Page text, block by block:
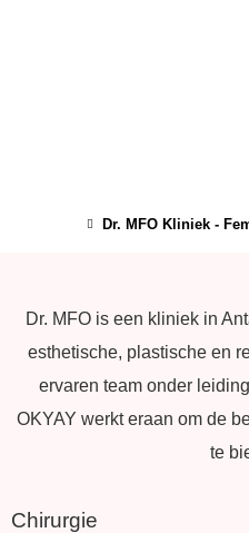
Dr. MFO Kliniek -
Dr. MFO is een kliniek in
esthetische, plastische en
ervaren team onder
OKYAY werkt eraan om de
te
Chirurgie